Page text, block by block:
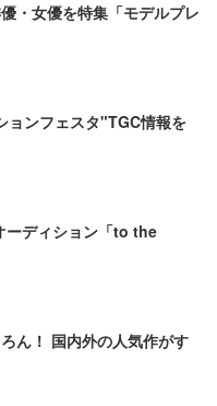
・女優を特集「モデルプレ
ョンフェスタ"TGC情報を
ディション「to the
ん！ 国内外の人気作がす